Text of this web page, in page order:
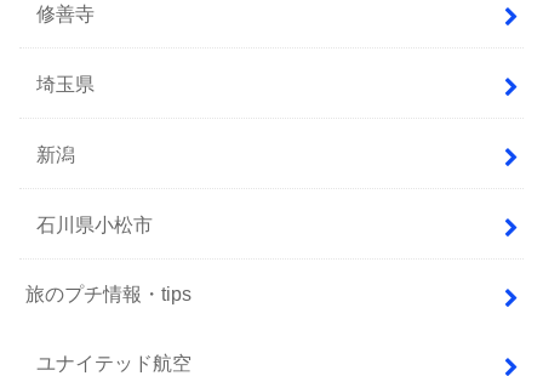
修善寺
埼玉県
新潟
石川県小松市
旅のプチ情報・tips
ユナイテッド航空